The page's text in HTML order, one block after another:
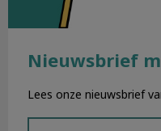
Nieuwsbrief
Lees onze nieuwsbrief